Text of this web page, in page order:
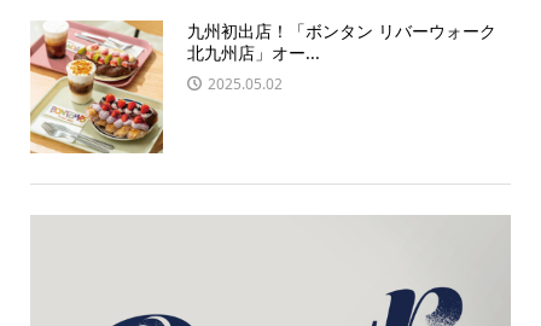
九州初出店！「ボンタン リバーウォーク
北九州店」オー...
2025.05.02